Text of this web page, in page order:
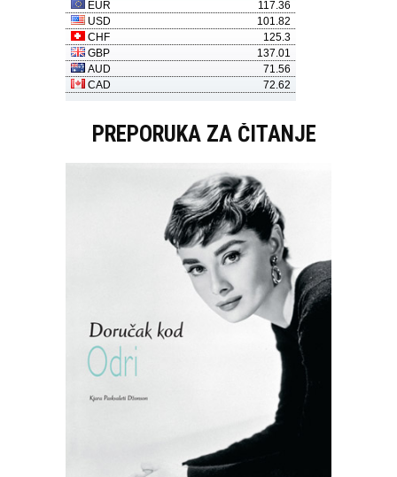
PREPORUKA ZA ČITANJE